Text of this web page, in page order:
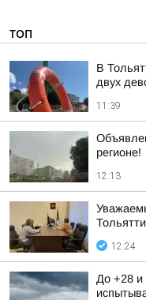
ТОП
В
двух
11:39
регионе!
12:13
12:24
До +28 и